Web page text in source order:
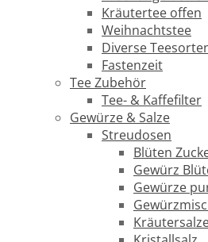
Kräutertee offen
Weihnachtstee
Diverse
Fastenzeit
Tee Zubehör
Tee- & Kaffefilter
Gewürze & Salze
Streudosen
Blüten
Gewürz
Gewürze